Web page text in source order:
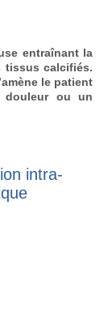
entraînant la
tissus calcifiés.
le patient
douleur ou un
intra-